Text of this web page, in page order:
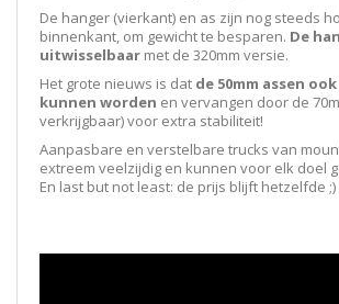
De hanger (vierkant) en as zijn nog steeds
binnenkant, om gewicht te besparen. De
uitwisselbaar met de 320mm versie.
Het grote nieuws is dat de 50mm assen
kunnen worden en vervangen door de
verkrijgbaar) voor extra stabiliteit!
Aanpasbare en verstelbare trucks van
extreem veelzijdig en kunnen voor elk doel
En last but not least: de prijs blijft hetzelfde ;)